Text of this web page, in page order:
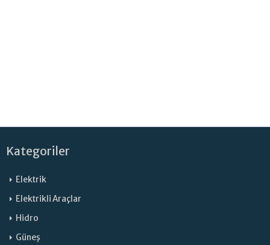
Kategoriler
Elektrik
Elektrikli Araçlar
Hidro
Güneş